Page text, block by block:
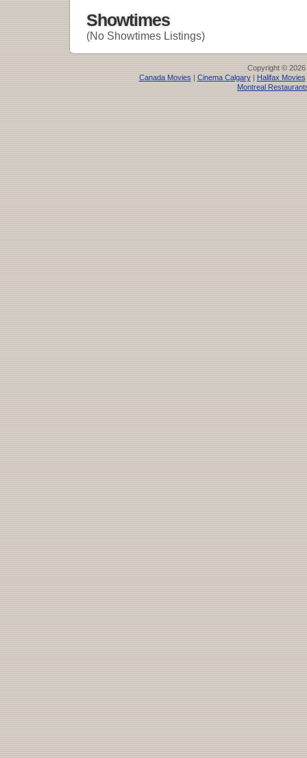
Showtimes
(No Showtimes Listings)
Copyright © 2026
Canada Movies | Cinema Calgary| Halifax Movies
Montreal